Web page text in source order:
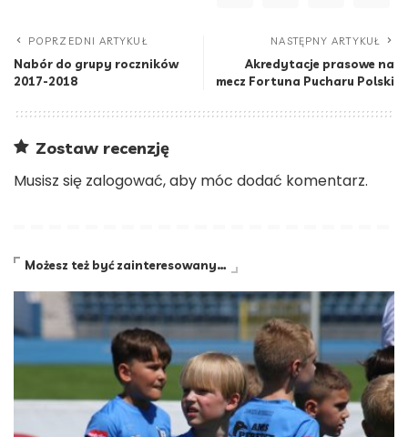
POPRZEDNI ARTYKUŁ
Nabór do grupy roczników
2017-2018
NASTĘPNY ARTYKUŁ
Akredytacje prasowe na
mecz Fortuna Pucharu Polski
Zostaw recenzję
Musisz się zalogować, aby móc dodać komentarz.
Możesz też być zainteresowany…